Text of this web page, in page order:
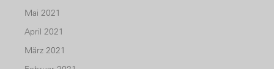
Mai 2021
April 2021
März 2021